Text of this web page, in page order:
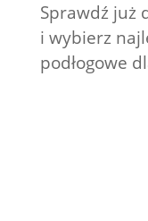
Sprawdź już
i wybierz
podłogowe